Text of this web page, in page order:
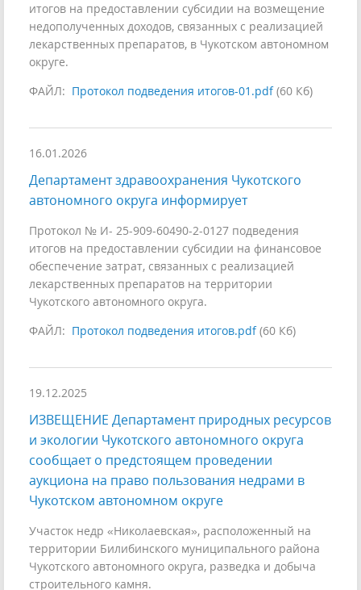
итогов на предоставлении субсидии на возмещение
недополученных доходов, связанных с реализацией
лекарственных препаратов, в Чукотском автономном
округе.
ФАЙЛ: Протокол подведения итогов-01.pdf(60 Кб)
16.01.2026
Департамент здравоохранения Чукотского
автономного округа информирует
Протокол № И- 25-909-60490-2-0127 подведения
итогов на предоставлении субсидии на финансовое
обеспечение затрат, связанных с реализацией
лекарственных препаратов на территории
Чукотского автономного округа.
ФАЙЛ: Протокол подведения итогов.pdf(60 Кб)
19.12.2025
ИЗВЕЩЕНИЕ Департамент природных ресурсов
и экологии Чукотского автономного округа
сообщает о предстоящем проведении
аукциона на право пользования недрами в
Чукотском автономном округе
Участок недр «Николаевская», расположенный на
территории Билибинского муниципального района
Чукотского автономного округа, разведка и добыча
строительного камня.